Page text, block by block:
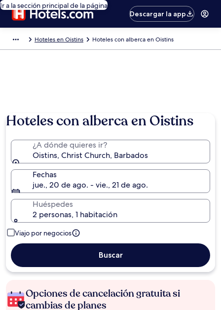
Ir a la sección principal de la página
Descargar la app
Hoteles en Oistins Hoteles con alberca en Oistins
Hoteles con alberca en Oistins
¿A dónde quieres ir?
Oistins, Christ Church, Barbados
Fechas
jue., 20 de ago. - vie., 21 de ago.
Huéspedes
2 personas, 1 habitación
Viajo por negocios
Buscar
Opciones de cancelación gratuita si
cambias de planes